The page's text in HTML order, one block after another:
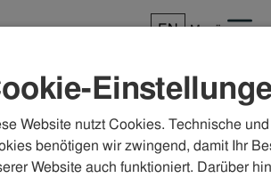
EN Menü
Website nutzt Cookies. Technische
benötigen wir zwingend, damit Ihr
Website auch funktioniert. Darüber